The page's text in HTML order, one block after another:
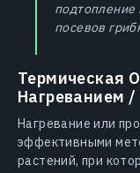
подтопление
посевов
Термическая
Нагреванием
Нагревание или
эффективными
растений, при